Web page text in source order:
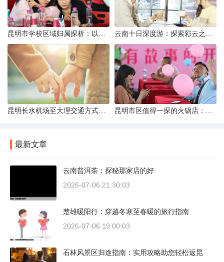
最新文章
云南普洱茶：探秘那家店的好
2026-07-06 21:30:03
楚雄暖阳行：穿越冬寒至春暖的旅行指南
2026-07-06 19:00:03
石林风景区归途指南：实用攻略助您轻松返昆